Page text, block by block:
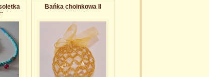
Bańka choinkowa II